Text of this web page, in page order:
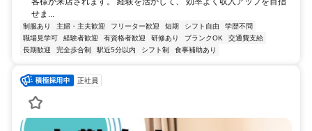
せま...
制服あり 主婦・主夫歓迎 フリーター歓迎 短期 シフト自由
学歴不問
職場見学可
経験者歓迎 有資格者歓迎 研修あり ブランクOK
交通費支給
長期歓迎
完全歩合制 駅近5分以内 シフト制 食事補助あり
正社員